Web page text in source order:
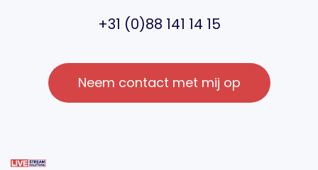
+31 (0)88 141 14 15
Neem contact met mij op